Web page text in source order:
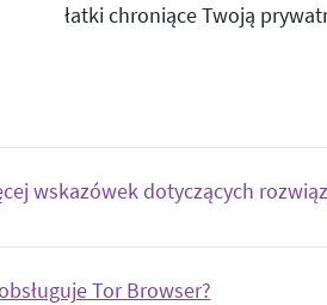
łatki chroniące Twoją
wskazówek dotyczących
Tor Browser?